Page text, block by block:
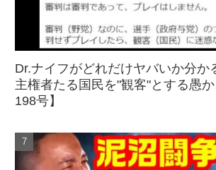
Dr.ナイフがどれだけヤバいか分か
主権者たる国民を"観客"とする愚
198号】